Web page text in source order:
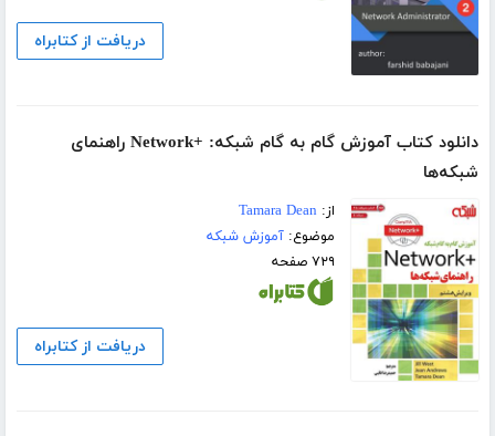
دریافت از کتابراه
دانلود کتاب آموزش گام به گام شبکه: +Network راهنمای
شبکه‌ها
از: Tamara Dean
موضوع:آموزش شبکه
۷۲۹ صفحه
دریافت از کتابراه